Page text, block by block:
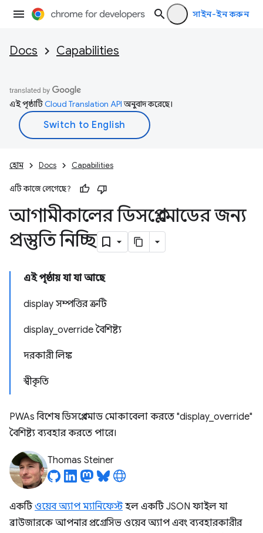
সাইন-ইন করুন
Docs Capabilities
এই পৃষ্ঠাটিCloud Translation APIঅনুবাদ করেছে।
হোম Docs Capabilities
এটি কাজে লেগেছে?
আগামীকালের ডিসপ্লে মোডের জন্য
প্রস্তুতি নিচ্ছি
এই পৃষ্ঠায় যা যা আছে
display সম্পত্তির ত্রুটি
display_override বৈশিষ্ট্য
দরকারী লিঙ্ক
স্বীকৃতি
PWAs বিশেষ ডিসপ্লে মোড মোকাবেলা করতে "display_override"
বৈশিষ্ট্য ব্যবহার করতে পারে।
Thomas Steiner
একটিওয়েব অ্যাপ ম্যানিফেস্টহল একটি JSON ফাইল যা
ব্রাউজারকে আপনার প্রগ্রেসিভ ওয়েব অ্যাপ এবং ব্যবহারকারীর